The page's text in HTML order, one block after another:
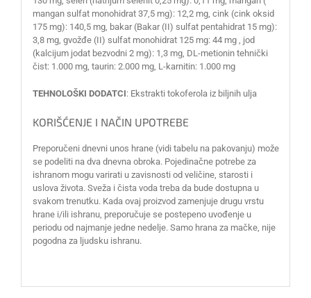
mangan sulfat monohidrat 37,5 mg): 12,2 mg, cink (cink oksid
175 mg): 140,5 mg, bakar (Bakar (II) sulfat pentahidrat 15 mg):
3,8 mg, gvožđe (II) sulfat monohidrat 125 mg: 44 mg , jod
(kalcijum jodat bezvodni 2 mg): 1,3 mg, DL-metionin tehnički
čist: 1.000 mg, taurin: 2.000 mg, L-karnitin: 1.000 mg
TEHNOLOŠKI DODATCI: Ekstrakti tokoferola iz biljnih ulja
KORIŠĆENJE I NAČIN UPOTREBE
Preporučeni dnevni unos hrane (vidi tabelu na pakovanju) može
se podeliti na dva dnevna obroka. Pojedinačne potrebe za
ishranom mogu varirati u zavisnosti od veličine, starosti i
uslova života. Sveža i čista voda treba da bude dostupna u
svakom trenutku. Kada ovaj proizvod zamenjuje drugu vrstu
hrane i/ili ishranu, preporučuje se postepeno uvođenje u
periodu od najmanje jedne nedelje. Samo hrana za mačke, nije
pogodna za ljudsku ishranu.